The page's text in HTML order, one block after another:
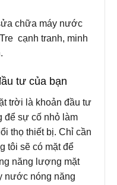
chữa máy nước
cạnh tranh, minh
tư của bạn
trời là khoản đầu tư
để sự cố nhỏ làm
thọ thiết bị. Chỉ cần
tôi sẽ có mặt để
năng lượng mặt
nước nóng năng